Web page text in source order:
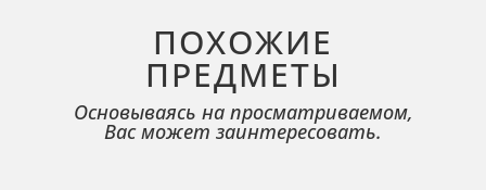
ПОХОЖИЕ
ПРЕДМЕТЫ
Основываясь на просматриваемом,
Вас может заинтересовать.